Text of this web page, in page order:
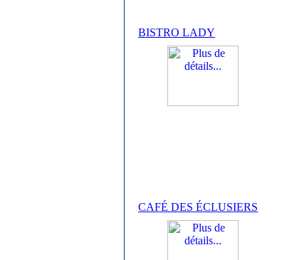
BISTRO LADY
CAFÉ DES ÉCLUSIERS